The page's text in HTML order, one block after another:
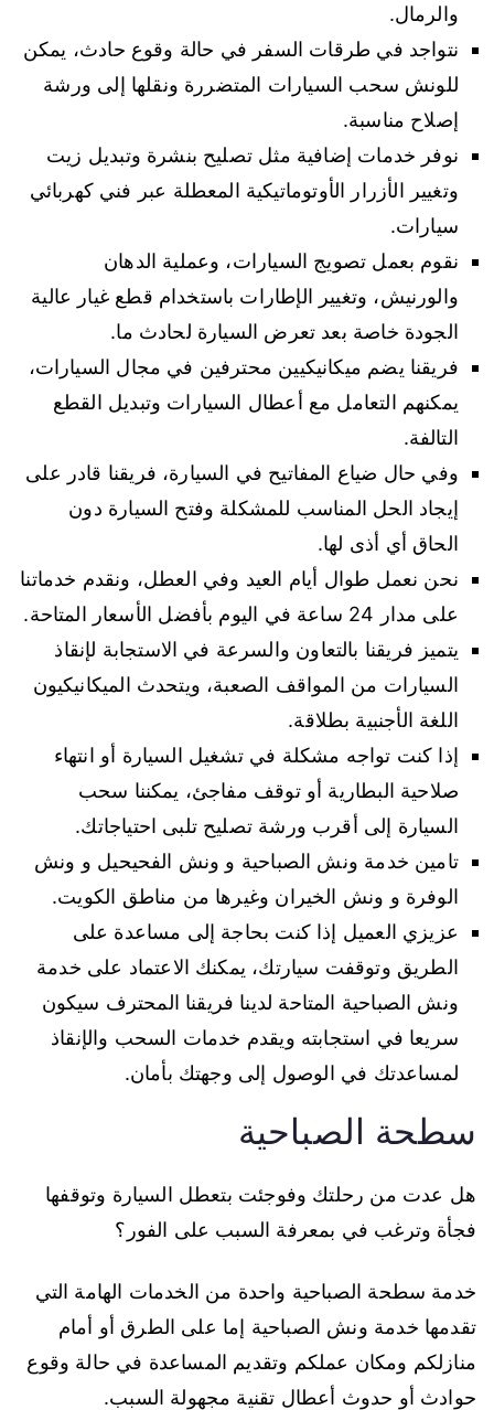
والرمال.
نتواجد في طرقات السفر في حالة وقوع حادث، يمكن
للونش سحب السيارات المتضررة ونقلها إلى ورشة
إصلاح مناسبة.
نوفر خدمات إضافية مثل تصليح بنشرة وتبديل زيت
وتغيير الأزرار الأوتوماتيكية المعطلة عبر فني كهربائي
سيارات.
نقوم بعمل تصويج السيارات، وعملية الدهان
والورنيش، وتغيير الإطارات باستخدام قطع غيار عالية
الجودة خاصة بعد تعرض السيارة لحادث ما.
فريقنا يضم ميكانيكيين محترفين في مجال السيارات،
يمكنهم التعامل مع أعطال السيارات وتبديل القطع
التالفة.
وفي حال ضياع المفاتيح في السيارة، فريقنا قادر على
إيجاد الحل المناسب للمشكلة وفتح السيارة دون
الحاق أي أذى لها.
نحن نعمل طوال أيام العيد وفي العطل، ونقدم خدماتنا
على مدار 24 ساعة في اليوم بأفضل الأسعار المتاحة.
يتميز فريقنا بالتعاون والسرعة في الاستجابة لإنقاذ
السيارات من المواقف الصعبة، ويتحدث الميكانيكيون
اللغة الأجنبية بطلاقة.
إذا كنت تواجه مشكلة في تشغيل السيارة أو انتهاء
صلاحية البطارية أو توقف مفاجئ، يمكننا سحب
السيارة إلى أقرب ورشة تصليح تلبى احتياجاتك.
تامين خدمة ونش الصباحية و ونش الفحيحيل و ونش
الوفرة و ونش الخيران وغيرها من مناطق الكويت.
عزيزي العميل إذا كنت بحاجة إلى مساعدة على
الطريق وتوقفت سيارتك، يمكنك الاعتماد على خدمة
ونش الصباحية المتاحة لدينا فريقنا المحترف سيكون
سريعا في استجابته ويقدم خدمات السحب والإنقاذ
لمساعدتك في الوصول إلى وجهتك بأمان.
سطحة الصباحية
هل عدت من رحلتك وفوجئت بتعطل السيارة وتوقفها
فجأة وترغب في بمعرفة السبب على الفور؟
خدمة سطحة الصباحية واحدة من الخدمات الهامة التي
تقدمها خدمة ونش الصباحية إما على الطرق أو أمام
منازلكم ومكان عملكم وتقديم المساعدة في حالة وقوع
حوادث أو حدوث أعطال تقنية مجهولة السبب.